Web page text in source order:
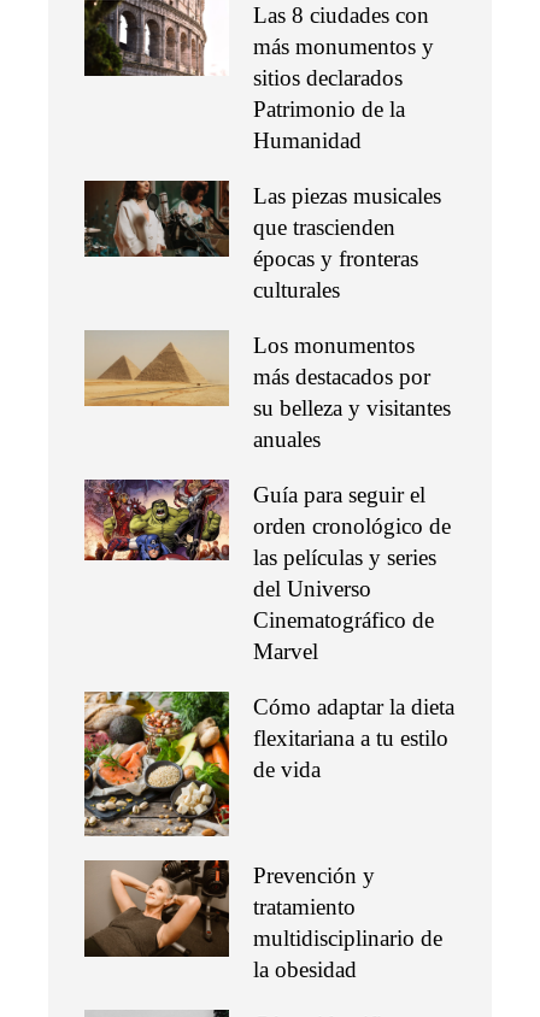
Las 8 ciudades con
más monumentos y
sitios declarados
Patrimonio de la
Humanidad
Las piezas musicales
que trascienden
épocas y fronteras
culturales
Los monumentos
más destacados por
su belleza y visitantes
anuales
Guía para seguir el
orden cronológico de
las películas y series
del Universo
Cinematográfico de
Marvel
Cómo adaptar la dieta
flexitariana a tu estilo
de vida
Prevención y
tratamiento
multidisciplinario de
la obesidad